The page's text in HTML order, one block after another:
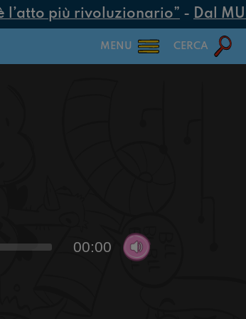
più rivoluzionario”- Dal
MENU CERCA
00:00